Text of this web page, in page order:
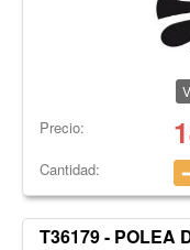
Precio:
Cantidad:
T36179 - POLEA